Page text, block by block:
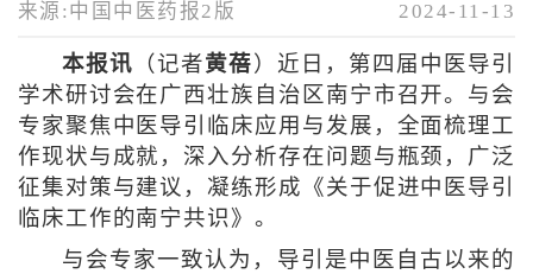
来源:中国中医药报2版 2024-11-13
本报讯 （记者黄蓓 ）近日，第四届中医导引
学术研讨会在广西壮族自治区南宁市召开。与会
专家聚焦中医导引临床应用与发展，全面梳理工
作现状与成就，深入分析存在问题与瓶颈，广泛
征集对策与建议，凝练形成《关于促进中医导引
临床工作的南宁共识》。
与会专家一致认为，导引是中医自古以来的